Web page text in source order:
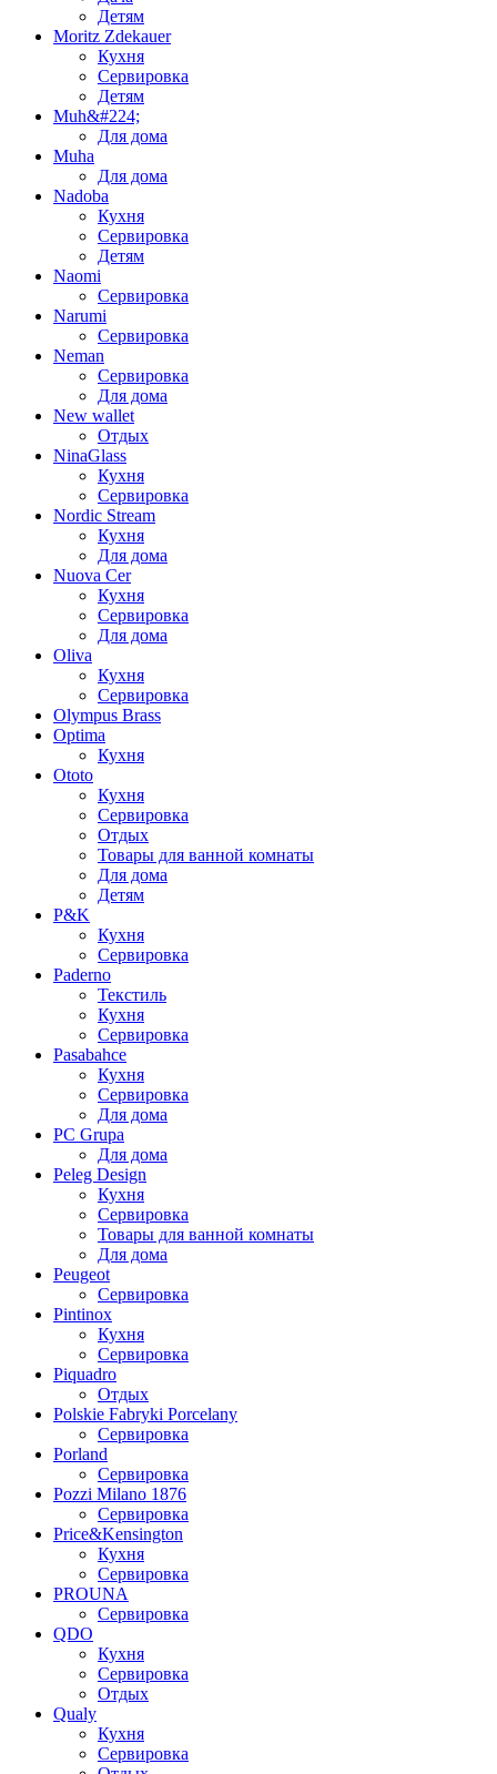
Детям
Moritz Zdekauer
Кухня
Сервировка
Детям
Muh&#224;
Для дома
Muha
Для дома
Nadoba
Кухня
Сервировка
Детям
Naomi
Сервировка
Narumi
Сервировка
Neman
Сервировка
Для дома
New wallet
Отдых
NinaGlass
Кухня
Сервировка
Nordic Stream
Кухня
Для дома
Nuova Cer
Кухня
Сервировка
Для дома
Oliva
Кухня
Сервировка
Olympus Brass
Optima
Кухня
Ototo
Кухня
Сервировка
Отдых
Товары для ванной комнаты
Для дома
Детям
P&K
Кухня
Сервировка
Paderno
Текстиль
Кухня
Сервировка
Pasabahce
Кухня
Сервировка
Для дома
PC Grupa
Для дома
Peleg Design
Кухня
Сервировка
Товары для ванной комнаты
Для дома
Peugeot
Сервировка
Pintinox
Кухня
Сервировка
Piquadro
Отдых
Polskie Fabryki Porcelany
Сервировка
Porland
Сервировка
Pozzi Milano 1876
Сервировка
Price&Kensington
Кухня
Сервировка
PROUNA
Сервировка
QDO
Кухня
Сервировка
Отдых
Qualy
Кухня
Сервировка